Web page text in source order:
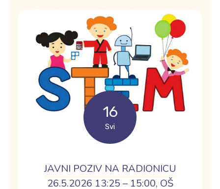
16
Svi
JAVNI POZIV NA RADIONICU
26.5.2026 13:25 – 15:00, OŠ